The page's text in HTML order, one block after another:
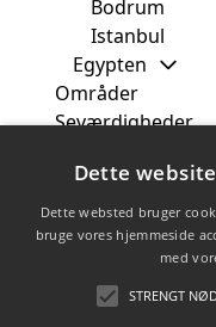
Bodrum
Istanbul
Egypten
Områder
Seværdigheder
Måned
Uge
Rejsetyper
Dette
Dette websted bruger
bruge vores hjemmeside
med
STRENGT